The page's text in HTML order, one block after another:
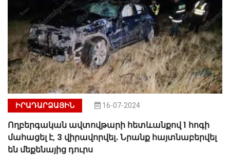
ԻՐԱԴԱՐՁԱՅԻՆ 16-07-2024
Ողբերգական ավտովթարի հետևանքով 1 հոգի
մահացել է, 3 վիրավորվել․ Նրանք հայտնաբերվել
են մեքենայից դուրս